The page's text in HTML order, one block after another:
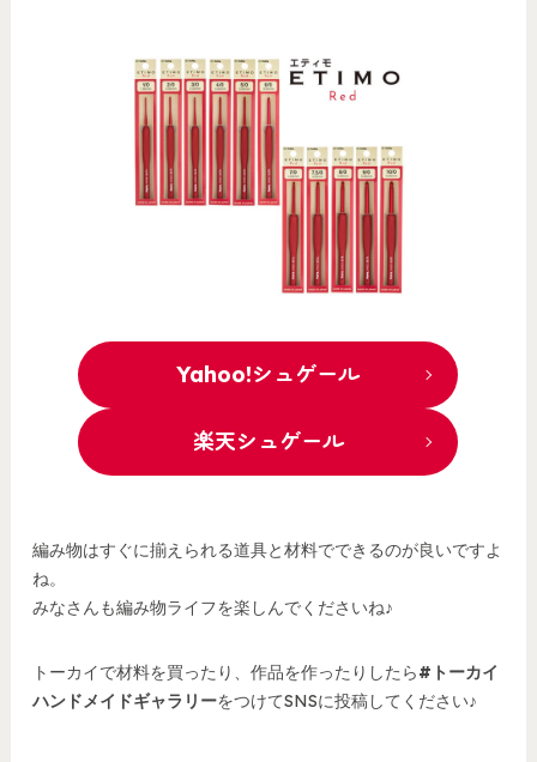
Yahoo!シュゲール
楽天シュゲール
編み物はすぐに揃えられる道具と材料でできるのが良いですよ
ね。
みなさんも編み物ライフを楽しんでくださいね♪
トーカイで材料を買ったり、作品を作ったりしたら#トーカイ
ハンドメイドギャラリーをつけてSNSに投稿してください♪